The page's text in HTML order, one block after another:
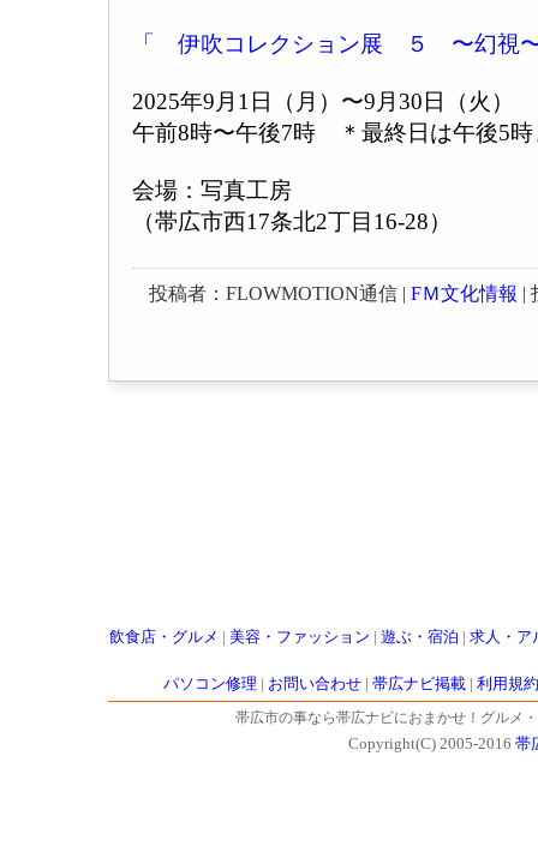
「 伊吹コレクション展 ５ 〜幻視
2025年9月1日（月）〜9月30日（火）
午前8時〜午後7時 ＊最終日は午後5時
会場：写真工房
（帯広市西17条北2丁目16-28）
投稿者：FLOWMOTION通信 | FＭ文化情報 |
飲食店・グルメ 美容・ファッション 遊ぶ・宿泊 求人・ア
パソコン修理 お問い合わせ| 帯広ナビ掲載| 利用規約
帯広市の事なら帯広ナビにおまかせ！グルメ
Copyright(C) 2005-2016 帯